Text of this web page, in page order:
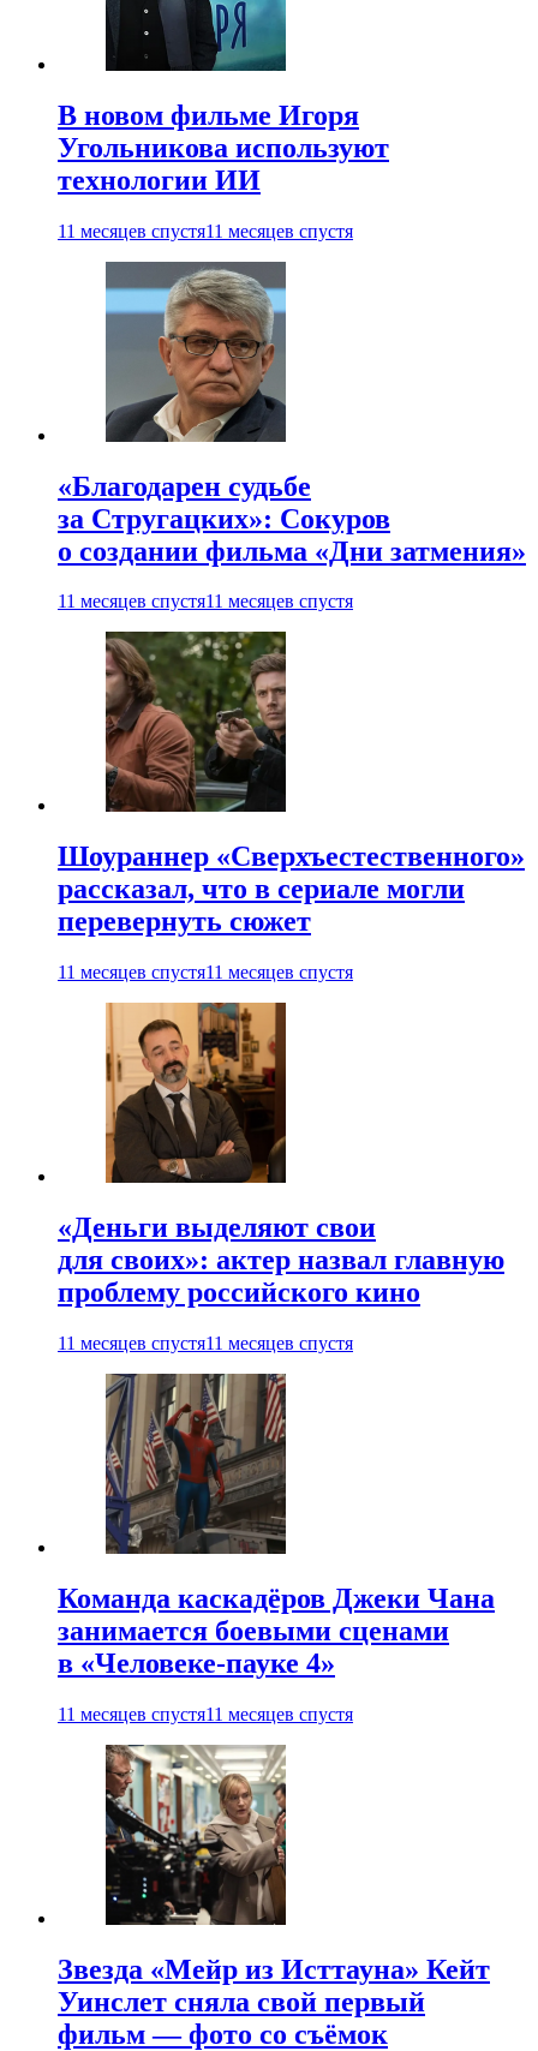
В новом фильме Игоря
Угольникова используют
технологии ИИ
11 месяцев спустя11 месяцев спустя
«Благодарен судьбе
за Стругацких»: Сокуров
о создании фильма «Дни затмения»
11 месяцев спустя11 месяцев спустя
Шоураннер «Сверхъестественного»
рассказал, что в сериале могли
перевернуть сюжет
11 месяцев спустя11 месяцев спустя
«Деньги выделяют свои
для своих»: актер назвал главную
проблему российского кино
11 месяцев спустя11 месяцев спустя
Команда каскадёров Джеки Чана
занимается боевыми сценами
в «Человеке-пауке 4»
11 месяцев спустя11 месяцев спустя
Звезда «Мейр из Исттауна» Кейт
Уинслет сняла свой первый
фильм — фото со съёмок